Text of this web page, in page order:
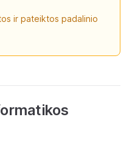
ir pateiktos padalinio